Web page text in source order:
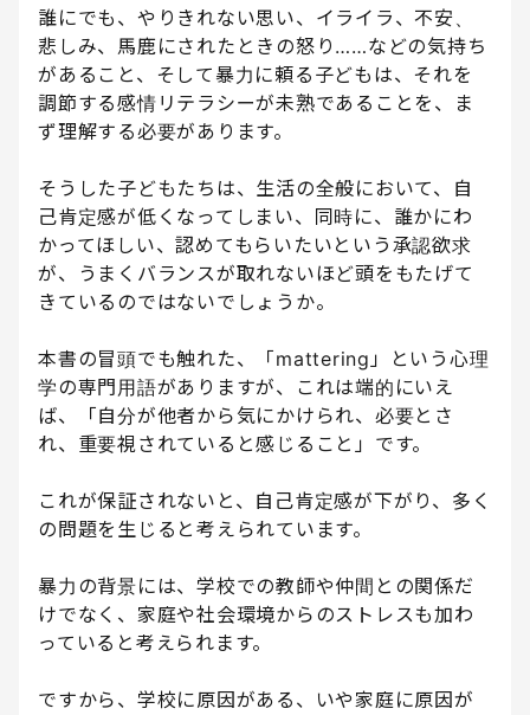
誰にでも、やりきれない思い、イライラ、不安、
悲しみ、馬鹿にされたときの怒り……などの気持ち
があること、そして暴力に頼る子どもは、それを
調節する感情リテラシーが未熟であることを、ま
ず理解する必要があります。
そうした子どもたちは、生活の全般において、自
己肯定感が低くなってしまい、同時に、誰かにわ
かってほしい、認めてもらいたいという承認欲求
が、うまくバランスが取れないほど頭をもたげて
きているのではないでしょうか。
本書の冒頭でも触れた、「mattering」という心理
学の専門用語がありますが、これは端的にいえ
ば、「自分が他者から気にかけられ、必要とさ
れ、重要視されていると感じること」です。
これが保証されないと、自己肯定感が下がり、多く
の問題を生じると考えられています。
暴力の背景には、学校での教師や仲間との関係だ
けでなく、家庭や社会環境からのストレスも加わ
っていると考えられます。
ですから、学校に原因がある、いや家庭に原因が